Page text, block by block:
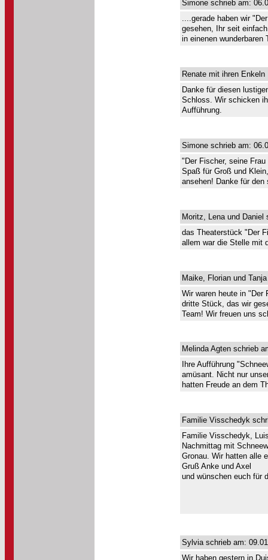
Simone schrieb am:
....gerade haben wir
gesehen, Ihr seit
in einenen wunderbaren
Renate mit ihren
Danke für diesen
Schloss. Wir schicken
Aufführung.
Simone schrieb am:
"Der Fischer, seine
Spaß für Groß und
ansehen! Danke für
Moritz, Lena und Daniel
das Theaterstück "Der
allem war die Stelle mit
Maike, Florian und
Wir waren heute in "Der
dritte Stück, das wir
Team! Wir freuen uns
Melinda Agten schrieb
Ihre Aufführung
amüsant. Nicht nur
hatten Freude an dem
Familie Visschedyk
Familie Visschedyk,
Nachmittag mit
Gronau. Wir hatten alle
Gruß Anke und Axel
und wünschen euch für
Sylvia schrieb am:
Wir haben gestern in